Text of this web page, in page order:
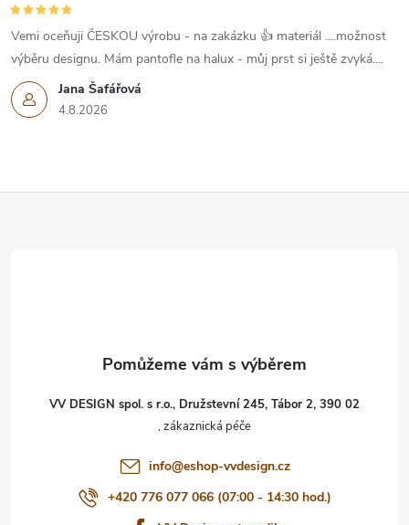
Jana Šafářová
4.8.2026
Vemi oceňuji ČESKOU výrobu - na zakázku 👍 materiál ....možnost
výběru designu. Mám pantofle na halux - můj prst si ještě zvyká....
VV DESIGN spol. s r.o., Družstevní 245, Tábor 2, 390 02
info@eshop-vvdesign.cz
+420 776 077 066 (07:00 - 14:30 hod.)